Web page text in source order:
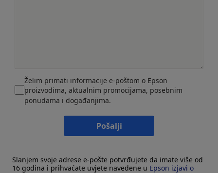
Želim primati informacije e-poštom o Epson
proizvodima, aktualnim promocijama, posebnim
ponudama i događanjima.
Pošalji
Slanjem svoje adrese e-pošte potvrđujete da imate više od
16 godina i prihvaćate uvjete navedene u Epson izjavi o